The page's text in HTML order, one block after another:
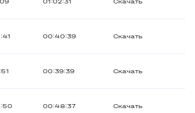
01:02:31 Скачать
00:40:39 Скачать
00:39:39 Скачать
00:48:37 Скачать